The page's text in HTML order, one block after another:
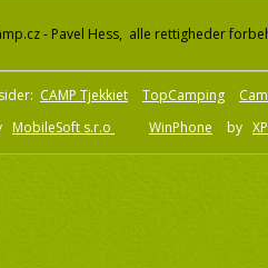
- Pavel Hess, alle rettigheder
CAMP Tjekkiet TopCamping
MobileSoft s.r.o WinPhone by